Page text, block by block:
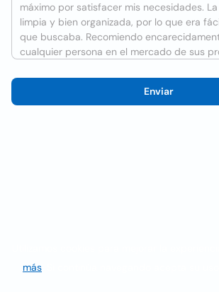
Enviar
Utilizamos cookies para mejorar la
más